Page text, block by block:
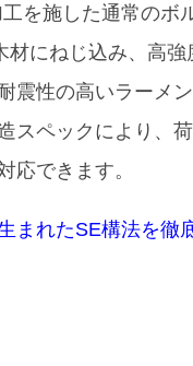
を施した通常のボ
材にねじ込み、高強
震性の高いラーメ
スペックにより、
応できます。
まれたSE構法を徹